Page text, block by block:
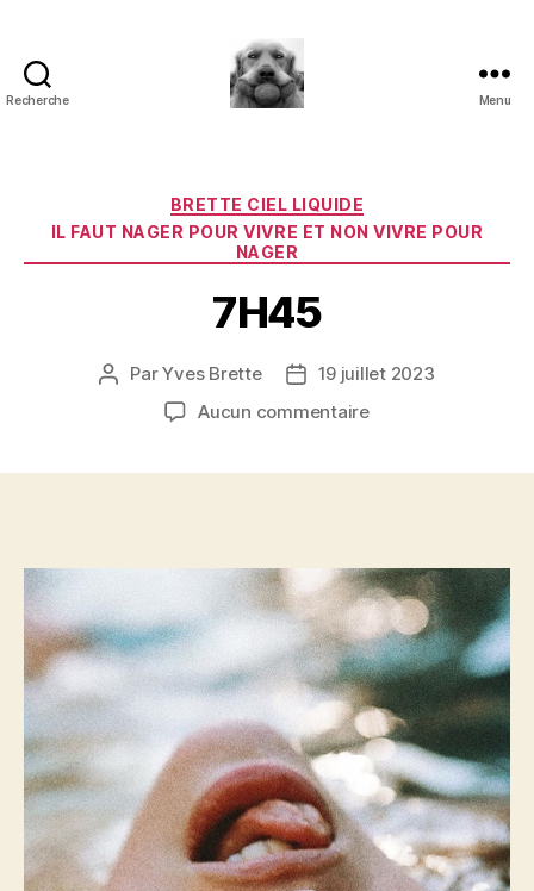
Recherche
paradoxe
en
fleur
Menu
Catégories
BRETTE CIEL LIQUIDE
IL FAUT NAGER POUR VIVRE ET NON VIVRE POUR
NAGER
7H45
Auteur
ParYves Brette
Date19 juillet 2023
Aucun commentairesur